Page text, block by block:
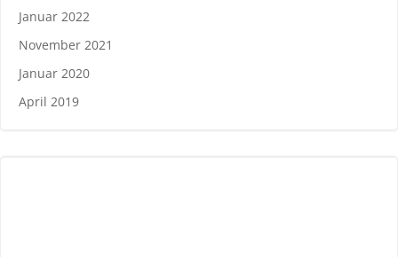
Januar 2022
November 2021
Januar 2020
April 2019